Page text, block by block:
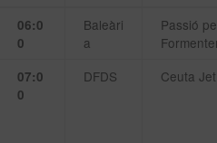
06:0
0
Baleàri
a
Passió
07:0
0
DFDS Ceuta Jet